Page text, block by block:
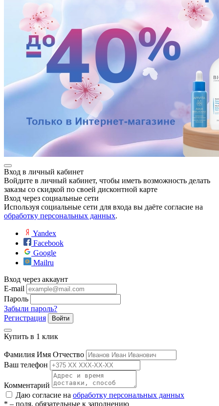
Вход в личный кабинет
Войдите в личный кабинет, чтобы иметь возможность делать
заказы со скидкой по своей дисконтной карте
Вход через социальные сети
Используя социальные сети для входа вы даёте согласие на
обработку персональных данных.
Yandex
Facebook
Google
Mailru
Вход через аккаунт
E-mail
Пароль
Забыли пароль?
Регистрация
Войти
Купить в 1 клик
Фамилия Имя Отчество
Ваш телефон
Комментарий
Даю согласие на обработку персональных данных
* – поля, обязательные к заполнению